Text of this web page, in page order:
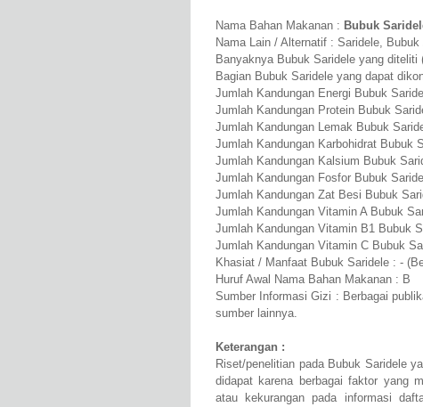
Nama Bahan Makanan : Bubuk
Nama Lain / Alternatif : Saridele,
Banyaknya Bubuk Saridele yang diteliti
Bagian Bubuk Saridele yang dapat
Jumlah Kandungan Energi Bubuk
Jumlah Kandungan Protein Bubuk
Jumlah Kandungan Lemak Bubuk
Jumlah Kandungan Karbohidrat Bubuk
Jumlah Kandungan Kalsium Bubuk
Jumlah Kandungan Fosfor Bubuk
Jumlah Kandungan Zat Besi Bubuk
Jumlah Kandungan Vitamin A Bubuk
Jumlah Kandungan Vitamin B1 Bubuk
Jumlah Kandungan Vitamin C Bubuk
Khasiat / Manfaat Bubuk Saridele : -
Huruf Awal Nama Bahan Makanan : B
Sumber Informasi Gizi : Berbagai
sumber lainnya.
Keterangan :
Riset/penelitian pada Bubuk Saridele
didapat karena berbagai faktor yang
atau kekurangan pada informasi